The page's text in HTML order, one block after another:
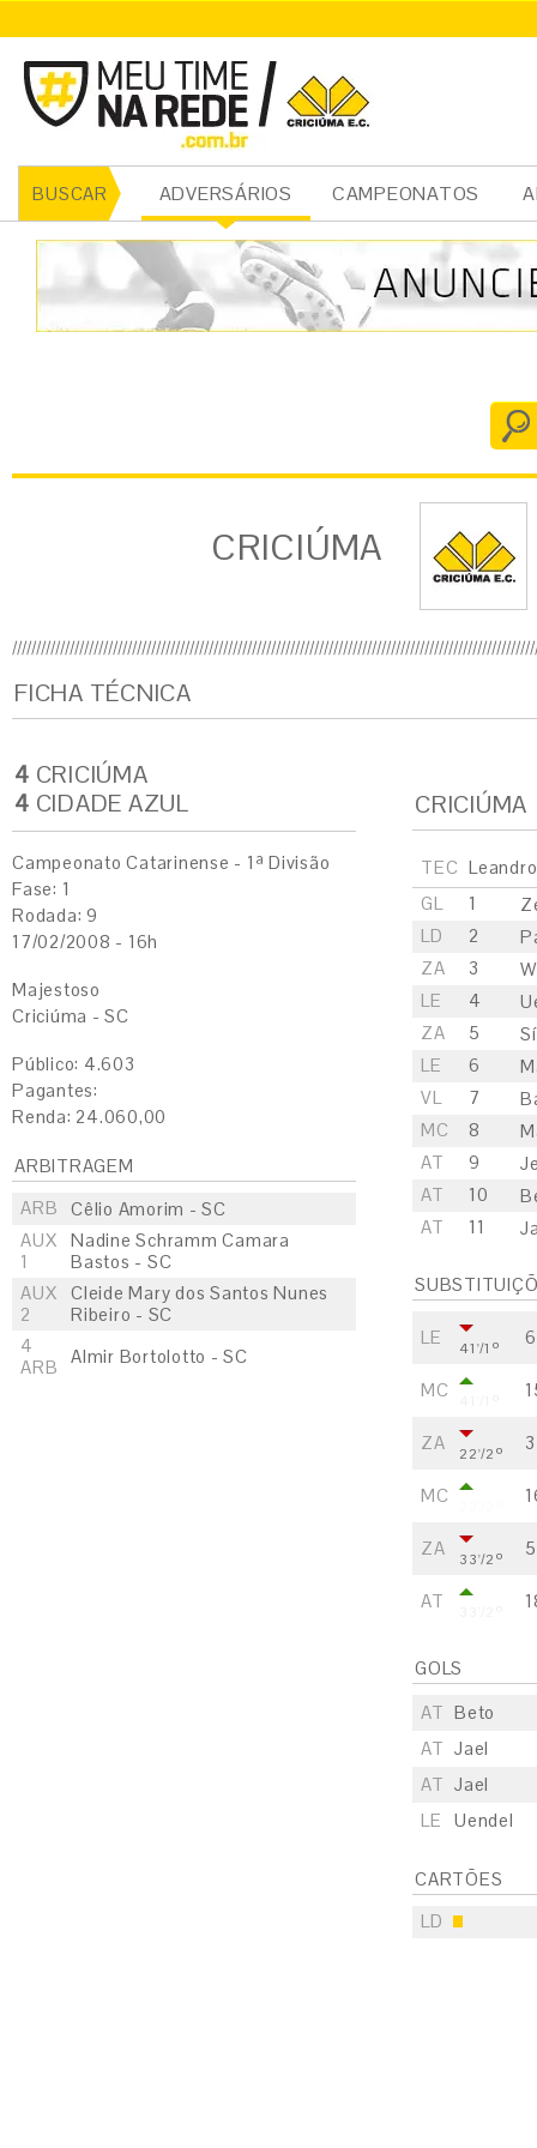
BUSCAR ADVERSÁRIOS CAMPEONATOS
CRICIÚMA
CRICIÚMA
FICHA TÉCNICA
4 CRICIÚMA
4 CIDADE AZUL
Campeonato Catarinense - 1ª Divisão
Fase: 1
Rodada: 9
17/02/2008 - 16h
Majestoso
Criciúma - SC
Público: 4.603
Pagantes:
Renda: 24.060,00
ARBITRAGEM
ARB
Cêlio Amorim - SC
AUX
1
Nadine Schramm Camara
Bastos - SC
AUX
2
Cleide Mary dos Santos Nunes
Ribeiro - SC
4
ARB
Almir Bortolotto - SC
CRICIÚMA
TEC
GL
1
LD
2
ZA
3
LE
4
ZA
5
LE
6
VL
7
MC
8
AT
9
AT
10
AT
11
LE
S
41'/1º 6
MC
ZA 22'/2º 3
MC
ZA 33'/2º 5
AT
GOLS
AT Beto
AT Jael
AT Jael
LE
Uendel
CARTÕES
LD